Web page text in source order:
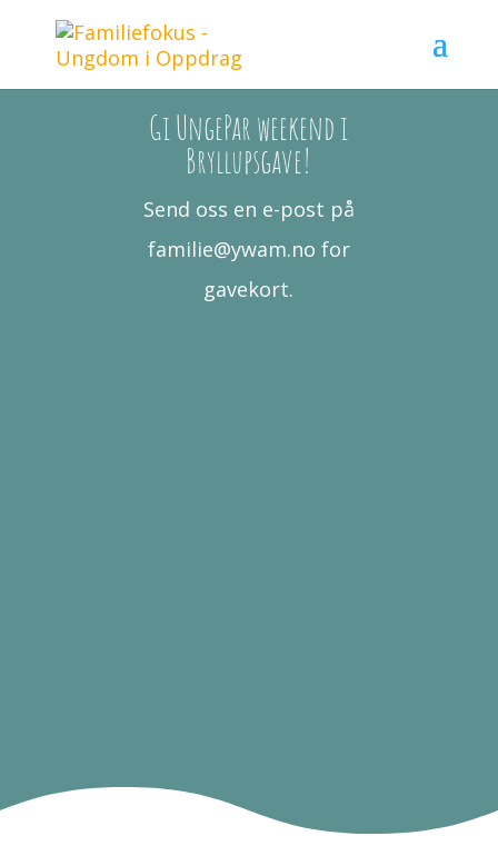
Gi UngePar weekend i
Bryllupsgave!
Send oss en e-post på
familie@ywam.no for
gavekort.
"